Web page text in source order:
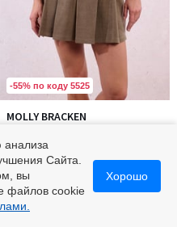
-55% по коду 5525
MOLLY BRACKEN
плиссированные
8400 ₽
анализа
Сайта.
вы
файлов cookie
Хорошо